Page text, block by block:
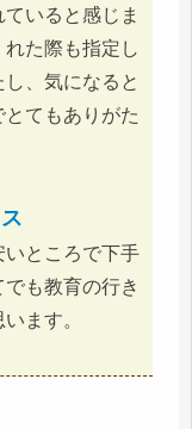
いると感じま
た際も指定し
、気になると
てもありがた
いところで下手
も教育の行き
ます。